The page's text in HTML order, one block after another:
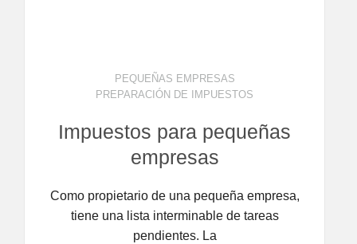
PEQUEÑAS EMPRESAS
PREPARACIÓN DE IMPUESTOS
Impuestos para pequeñas
empresas
Como propietario de una pequeña empresa,
tiene una lista interminable de tareas
pendientes. La